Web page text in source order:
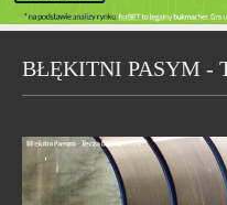
BŁĘKITNI PASYM -